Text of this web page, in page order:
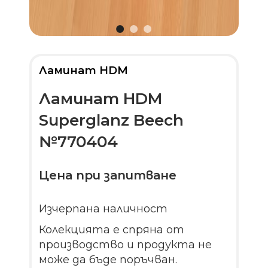
Ламинат HDM
Ламинат HDM
Superglanz Beech
№770404
Цена при запитване
Изчерпана наличност
Колекцията е спряна от
производство и продукта не
може да бъде поръчван.